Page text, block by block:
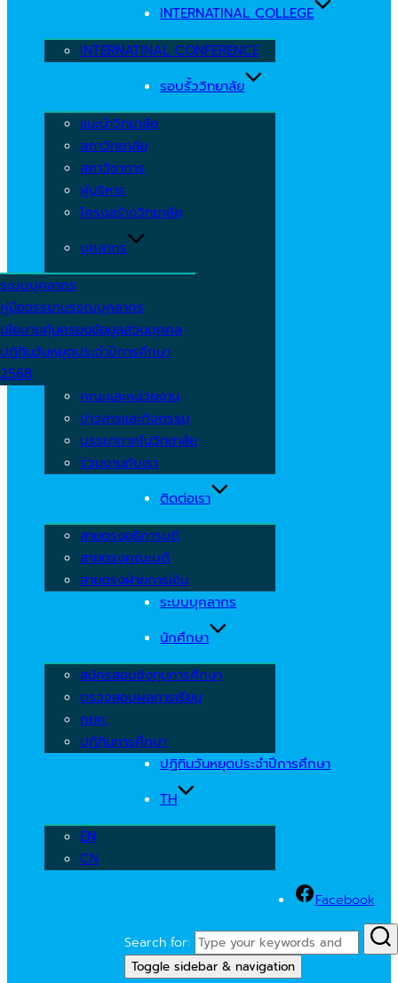
INTERNATINAL COLLEGE
INTERNATINAL CONFERENCE
รอบรั้ววิทยาลัย
แนะนำวิทยาลัย
สภาวิทยาลัย
สภาวิชาการ
ผู้บริหาร
โครงสร้างวิทยาลัย
บุคลากร
ระบบบุคลากร
คู่มือจรรยาบรรณบุคลากร
นโยบายคุ้มครองข้อมูลส่วนบุคคล
ปฏิทินวันหยุดประจำปีการศึกษา
2568
คณะและหน่วยงาน
ข่าวสารและกิจกรรม
บรรยากาศในวิทยาลัย
ร่วมงานกับเรา
ติดต่อเรา
สายตรงอธิการบดี
สายตรงคณะบดี
สายตรงฝ่ายการเงิน
ระบบบุคลากร
นักศึกษา
สมัครสอบชิงทุนการศึกษา
ตรวจสอบผลการเรียน
กยศ.
ปฏิทินการศึกษา
ปฏิทินวันหยุดประจำปีการศึกษา
TH
EN
CN
Facebook
Search for:
Toggle sidebar & navigation